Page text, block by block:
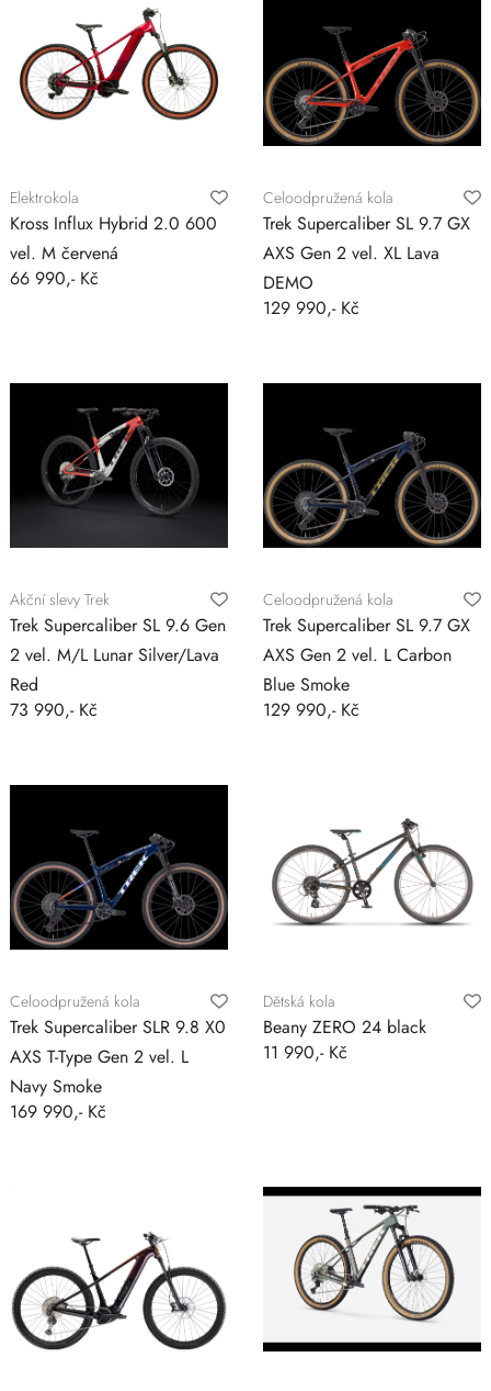
Elektrokola
Kross Influx Hybrid 2.0 600
vel. M červená
66 990,- Kč
Celoodpružená kola
Trek Supercaliber SL 9.7 GX
AXS Gen 2 vel. XL Lava
DEMO
129 990,- Kč
Akční slevy Trek
Trek Supercaliber SL 9.6 Gen
2 vel. M/L Lunar Silver/Lava
Red
73 990,- Kč
Celoodpružená kola
Trek Supercaliber SL 9.7 GX
AXS Gen 2 vel. L Carbon
Blue Smoke
129 990,- Kč
Celoodpružená kola
Trek Supercaliber SLR 9.8 X0
AXS T-Type Gen 2 vel. L
Navy Smoke
169 990,- Kč
Dětská kola
Beany ZERO 24 black
11 990,- Kč